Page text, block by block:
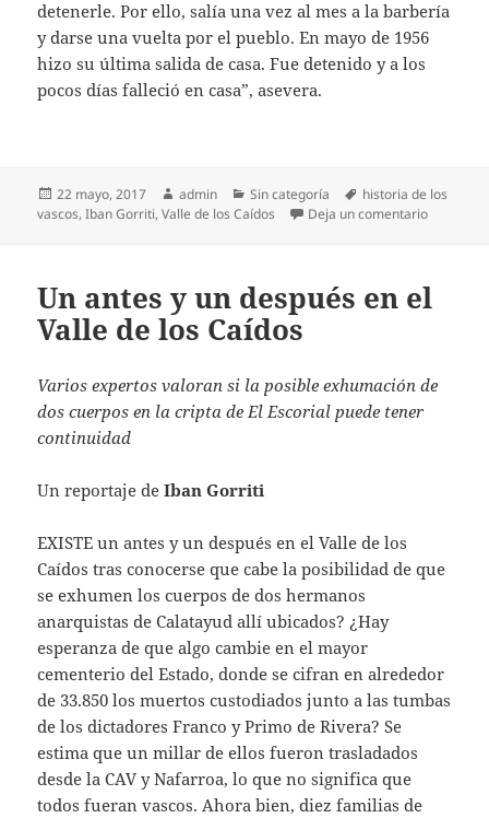
detenerle. Por ello, salía una vez al mes a la barbería
y darse una vuelta por el pueblo. En mayo de 1956
hizo su última salida de casa. Fue detenido y a los
pocos días falleció en casa”, asevera.
Publicado
el
22 mayo, 2017 Autor
admin Categorías
Sin categoría Etiquetas
historia de los
vascos,Iban Gorriti,Valle de los Caídos Deja un comentarioen Con el
Un antes y un después en el
Valle de los Caídos
Varios expertos valoran si la posible exhumación de
dos cuerpos en la cripta de El Escorial puede tener
continuidad
Un reportaje deIban Gorriti
EXISTE un antes y un después en el Valle de los
Caídos tras conocerse que cabe la posibilidad de que
se exhumen los cuerpos de dos hermanos
anarquistas de Calatayud allí ubicados? ¿Hay
esperanza de que algo cambie en el mayor
cementerio del Estado, donde se cifran en alrededor
de 33.850 los muertos custodiados junto a las tumbas
de los dictadores Franco y Primo de Rivera? Se
estima que un millar de ellos fueron trasladados
desde la CAV y Nafarroa, lo que no significa que
todos fueran vascos. Ahora bien, diez familias de